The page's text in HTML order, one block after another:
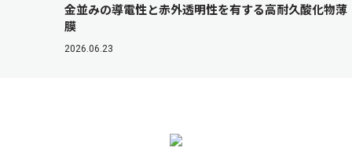
金並みの導電性と赤外透明性を有する高耐久酸化物薄
膜
2026.06.23